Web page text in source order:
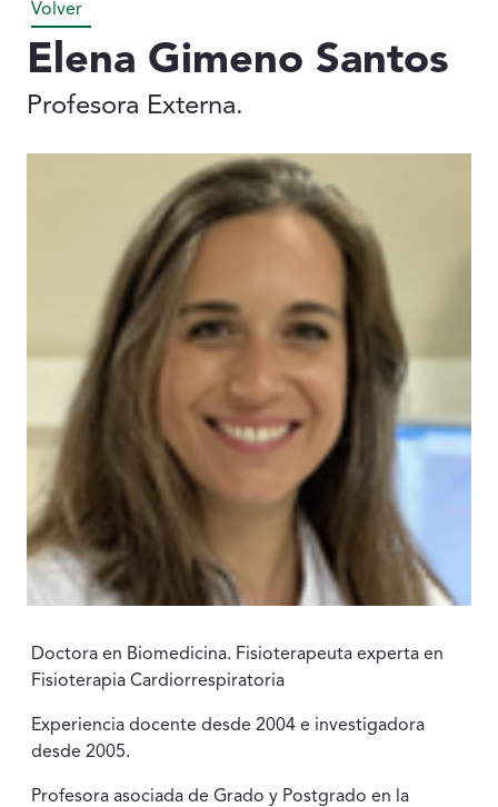
Volver
Elena Gimeno Santos
Profesora Externa.
Doctora en Biomedicina. Fisioterapeuta experta en
Fisioterapia Cardiorrespiratoria
Experiencia docente desde 2004 e investigadora
desde 2005.
Profesora asociada de Grado y Postgrado en la